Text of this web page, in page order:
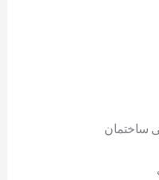
ساختمان